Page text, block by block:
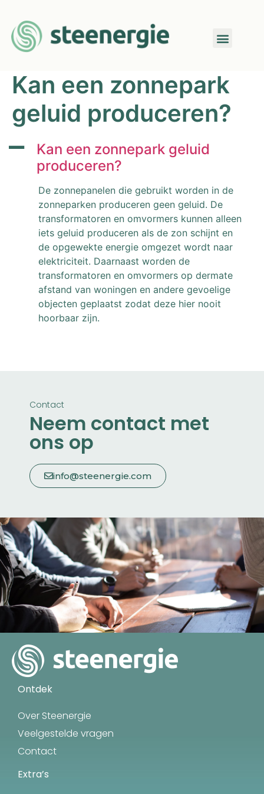
Kan een zonnepark
geluid produceren?
A
Kan een zonnepark geluid
produceren?
De zonnepanelen die gebruikt worden in de
zonneparken produceren geen geluid. De
transformatoren en omvormers kunnen alleen
iets geluid produceren als de zon schijnt en
de opgewekte energie omgezet wordt naar
elektriciteit. Daarnaast worden de
transformatoren en omvormers op dermate
afstand van woningen en andere gevoelige
objecten geplaatst zodat deze hier nooit
hoorbaar zijn.
Contact
Neem contact met
ons op
info@steenergie.com
Ontdek
Over Steenergie
Veelgestelde vragen
Contact
Extra’s